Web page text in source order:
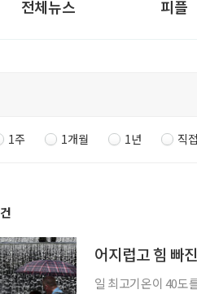
전체뉴스 피플
1주 1개월 1년 직
건
어지럽고 힘 빠
일 최고기온이 40도